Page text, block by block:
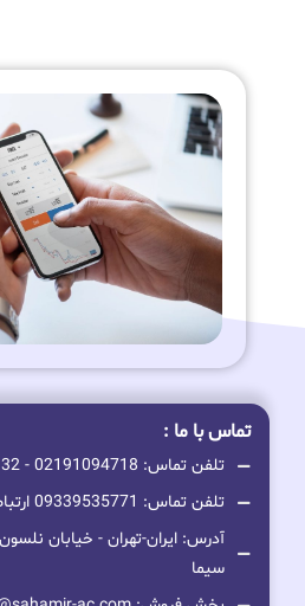
تماس با ما :
تلفن تماس: 02191094718 - 32 خط
تلفن تماس: 09339535771 ارتباط مستقیم
آدرس: ایران-تهران - خیابان
سیما